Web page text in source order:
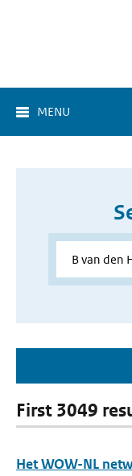
MENU
First 3049
Het WOW-NL